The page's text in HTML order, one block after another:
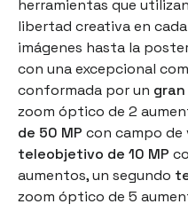
herramientas que
libertad creativa en
imágenes hasta la
con una excepcional
conformada por un
zoom óptico de 2
de 50 MP con campo de
teleobjetivo de 10 MP
aumentos, un segundo
zoom óptico de 5